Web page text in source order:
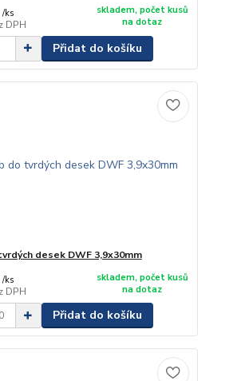
/ks
DPH
skladem, počet kusů
na dotaz
Přidat do košíku
desek DWF 3,9x30mm
/ks
DPH
skladem, počet kusů
na dotaz
Přidat do košíku